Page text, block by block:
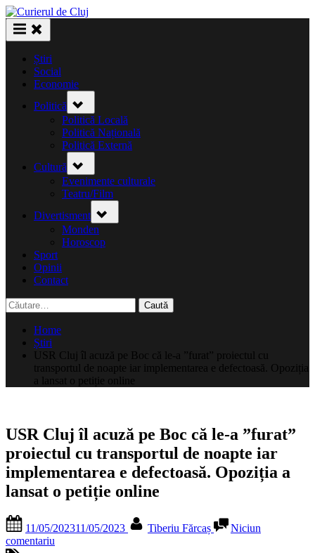
Skip
to
content
Știri
Social
Economie
Politică
sub-
menu
Politică Locală
Politică Națională
Politică Externă
Cultură
sub-
menu
Evenimente culturale
Teatru/Film
Divertisment sub-
menu
Monden
Horoscop
Sport
Opinii
Contact
Caută
după:
Home
Știri
USR Cluj îl acuză pe Boc că le-a ”furat” proiectul cu
transportul de noapte iar implementarea e defectoasă. Opoziția
a lansat o petiție online
USR Cluj îl acuză pe Boc că le-a ”furat”
proiectul cu transportul de noapte iar
implementarea e defectoasă. Opoziția a
lansat o petiție online
on
11/05/202311/05/2023 Tiberiu Fărcaș
Niciun
comentariu